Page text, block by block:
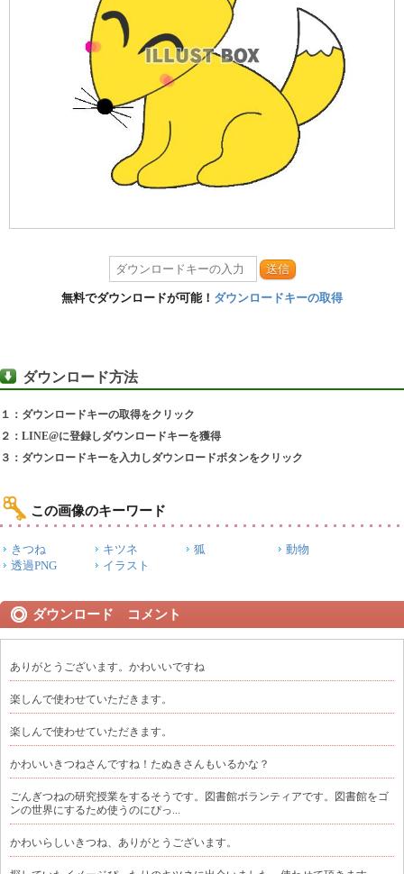
送信
無料でダウンロードが可能！ ダウンロードキーの取得
ダウンロード方法
１：ダウンロードキーの取得をクリック
２：LINE@に登録しダウンロードキーを獲得
３：ダウンロードキーを入力しダウンロードボタンをクリック
この画像のキーワード
きつね キツネ 狐
動物
透過PNG
イラスト
ダウンロード コメント
ありがとうございます。かわいいですね
楽しんで使わせていただきます。
楽しんで使わせていただきます。
かわいいきつねさんですね！たぬきさんもいるかな？
ごんぎつねの研究授業をするそうです。図書館ボランティアです。図書館をゴ
ンの世界にするため使うのにぴっ...
かわいらしいきつね、ありがとうございます。